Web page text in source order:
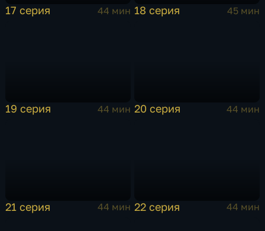
17 серия 44 мин 18 серия 45 мин
19 серия 44 мин 20 серия 44 мин
21 серия 44 мин 22 серия 44 мин